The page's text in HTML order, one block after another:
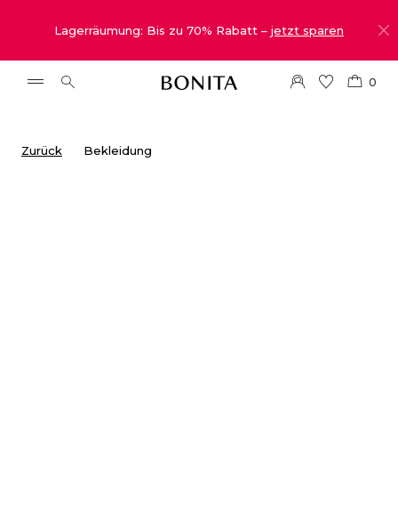
Lagerräumung: Bis zu 70% Rabatt – jetzt sparen
0
Zurück Bekleidung